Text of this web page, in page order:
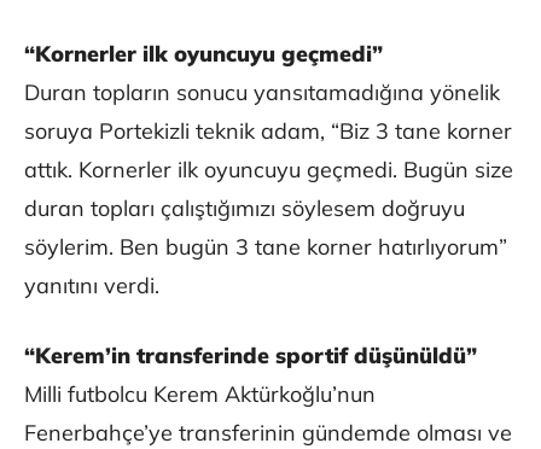
“Kornerler ilk oyuncuyu geçmedi”
Duran topların sonucu yansıtamadığına yönelik
soruya Portekizli teknik adam, “Biz 3 tane korner
attık. Kornerler ilk oyuncuyu geçmedi. Bugün size
duran topları çalıştığımızı söylesem doğruyu
söylerim. Ben bugün 3 tane korner hatırlıyorum”
yanıtını verdi.
“Kerem’in transferinde sportif düşünüldü”
Milli futbolcu Kerem Aktürkoğlu’nun
Fenerbahçe’ye transferinin gündemde olması ve